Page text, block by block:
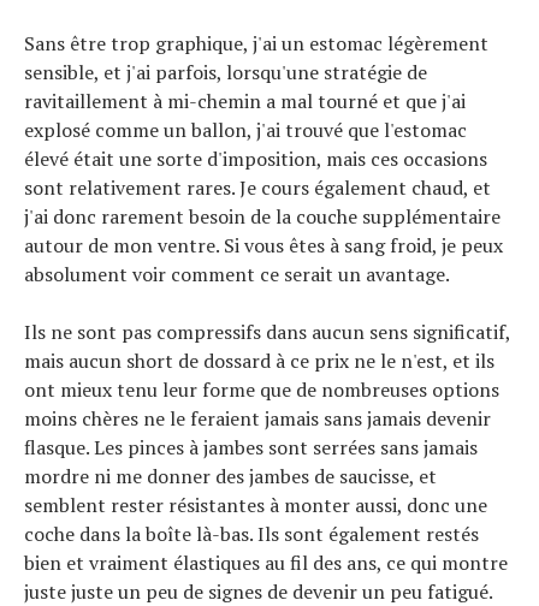
Sans être trop graphique, j'ai un estomac légèrement
sensible, et j'ai parfois, lorsqu'une stratégie de
ravitaillement à mi-chemin a mal tourné et que j'ai
explosé comme un ballon, j'ai trouvé que l'estomac
élevé était une sorte d'imposition, mais ces occasions
sont relativement rares. Je cours également chaud, et
j'ai donc rarement besoin de la couche supplémentaire
autour de mon ventre. Si vous êtes à sang froid, je peux
absolument voir comment ce serait un avantage.
Ils ne sont pas compressifs dans aucun sens significatif,
mais aucun short de dossard à ce prix ne le n'est, et ils
ont mieux tenu leur forme que de nombreuses options
moins chères ne le feraient jamais sans jamais devenir
flasque. Les pinces à jambes sont serrées sans jamais
mordre ni me donner des jambes de saucisse, et
semblent rester résistantes à monter aussi, donc une
coche dans la boîte là-bas. Ils sont également restés
bien et vraiment élastiques au fil des ans, ce qui montre
juste juste un peu de signes de devenir un peu fatigué.